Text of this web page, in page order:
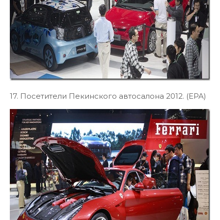
17. Посетители Пекинского автосалона 2012. (EPA)